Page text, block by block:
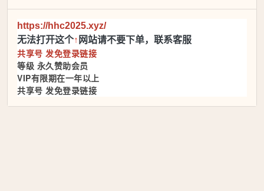
https://hhc2025.xyz/
无法打开这个↑ 网站请不要下单，联系客服
共享号 发免登录链接
等级 永久赞助会员
VIP有限期在一年以上
共享号 发免登录链接